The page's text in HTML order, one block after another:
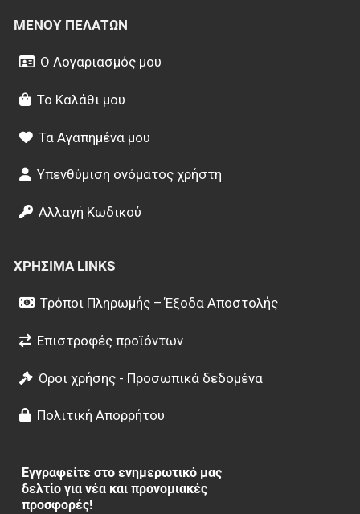
ΜΕΝΟΎ ΠΕΛΑΤΏΝ
Ο Λογαριασμός μου
Το Καλάθι μου
Τα Αγαπημένα μου
Υπενθύμιση ονόματος χρήστη
Αλλαγή Κωδικού
ΧΡΉΣΙΜΑ LINKS
Τρόποι Πληρωμής – Έξοδα Αποστολής
Επιστροφές προϊόντων
Όροι χρήσης - Προσωπικά δεδομένα
Πολιτική Απορρήτου
Εγγραφείτε στο ενημερωτικό μας
δελτίο για νέα και προνομιακές
προσφορές!